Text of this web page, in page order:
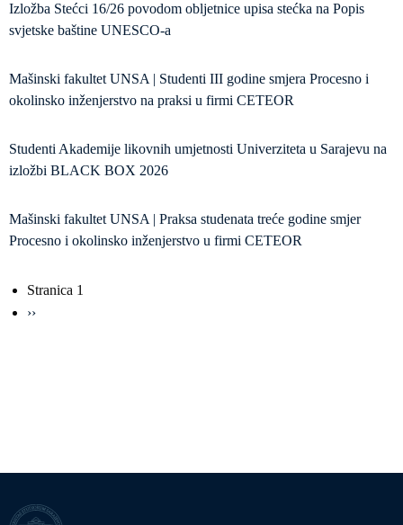
Izložba Stećci 16/26 povodom obljetnice upisa stećka na Popis
svjetske baštine UNESCO-a
Mašinski fakultet UNSA | Studenti III godine smjera Procesno i
okolinsko inženjerstvo na praksi u firmi CETEOR
Studenti Akademije likovnih umjetnosti Univerziteta u Sarajevu na
izložbi BLACK BOX 2026
Mašinski fakultet UNSA | Praksa studenata treće godine smjer
Procesno i okolinsko inženjerstvo u firmi CETEOR
Obilježavanje
strana
Stranica 1
Sljedeća
››